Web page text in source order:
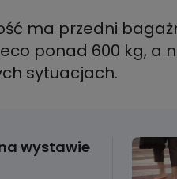
ma przedni
ponad 600 kg, a
sytuacjach.
wystawie